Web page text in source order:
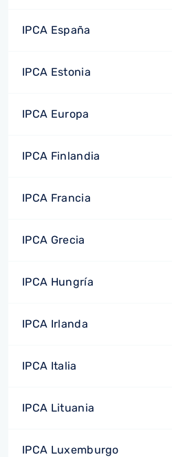
IPCA España
IPCA Estonia
IPCA Europa
IPCA Finlandia
IPCA Francia
IPCA Grecia
IPCA Hungría
IPCA Irlanda
IPCA Italia
IPCA Lituania
IPCA Luxemburgo